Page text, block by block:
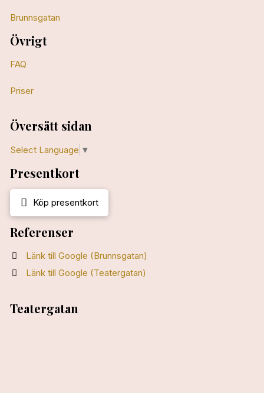
Brunnsgatan
Övrigt
FAQ
Priser
Översätt sidan
Select Language ▼
Presentkort
Köp presentkort
Referenser
Länk till Google (Brunnsgatan)
Länk till Google (Teatergatan)
Teatergatan